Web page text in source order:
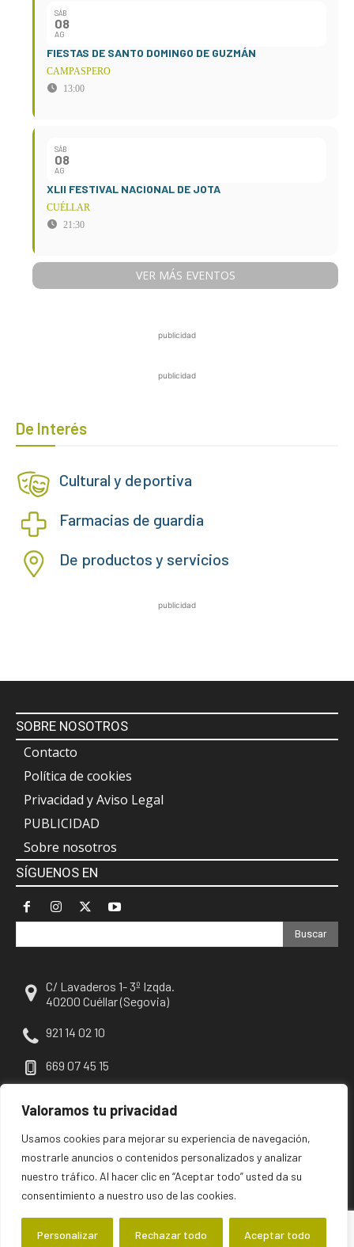
Valoramos tu privacidad
Usamos cookies para mejorar su experiencia de navegación,
mostrarle anuncios o contenidos personalizados y analizar
nuestro tráfico. Al hacer clic en “Aceptar todo” usted da su
consentimiento a nuestro uso de las cookies.
Personalizar Rechazar todo Aceptar todo
SÁB
08
AG
FIESTAS DE SANTO DOMINGO DE GUZMÁN
CAMPASPERO
13:00
SÁB
08
AG
XLII FESTIVAL NACIONAL DE JOTA
CUÉLLAR
21:30
VER MÁS EVENTOS
publicidad
publicidad
De Interés
Cultural y deportiva
Farmacias de guardia
De productos y servicios
publicidad
SOBRE NOSOTROS
Contacto
Política de cookies
Privacidad y Aviso Legal
PUBLICIDAD
Sobre nosotros
SÍGUENOS EN
Buscar
C/ Lavaderos 1- 3º Izqda.
40200 Cuéllar (Segovia)
921 14 02 10
669 07 45 15